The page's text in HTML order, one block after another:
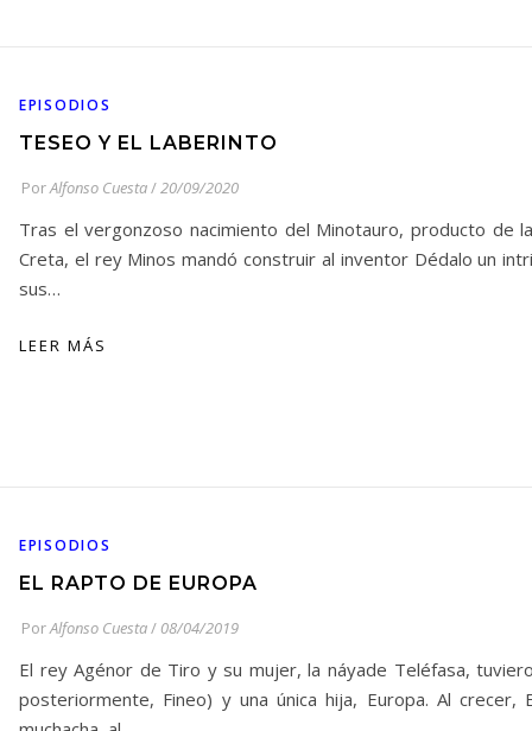
EPISODIOS
TESEO Y EL LABERINTO
PorAlfonso Cuesta/20/09/2020
Tras el vergonzoso nacimiento del Minotauro, producto de
Creta, el rey Minos mandó construir al inventor Dédalo un
sus…
LEER MÁS
EPISODIOS
EL RAPTO DE EUROPA
PorAlfonso Cuesta/ 08/04/2019
El rey Agénor de Tiro y su mujer, la náyade Teléfasa,
posteriormente, Fineo) y una única hija, Europa. Al